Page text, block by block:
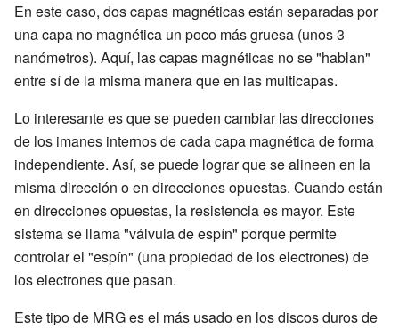
En este caso, dos capas magnéticas están separadas por
una capa no magnética un poco más gruesa (unos 3
nanómetros). Aquí, las capas magnéticas no se "hablan"
entre sí de la misma manera que en las multicapas.
Lo interesante es que se pueden cambiar las direcciones
de los imanes internos de cada capa magnética de forma
independiente. Así, se puede lograr que se alineen en la
misma dirección o en direcciones opuestas. Cuando están
en direcciones opuestas, la resistencia es mayor. Este
sistema se llama "válvula de espín" porque permite
controlar el "espín" (una propiedad de los electrones) de
los electrones que pasan.
Este tipo de MRG es el más usado en los discos duros de